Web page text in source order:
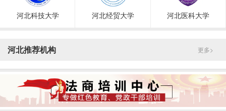
河北科技大学 河北经贸大学 河北医科大学
河北推荐机构 更多>